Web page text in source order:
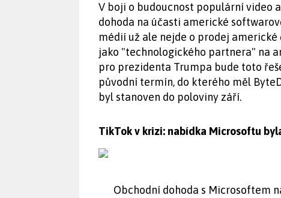
V boji o budoucnost populární video
dohoda na účasti americké
médií už ale nejde o prodej
jako "technologického partnera" na
pro prezidenta Trumpa bude toto
původní termín, do kterého měl
byl stanoven do poloviny září.
TikTok v krizi: nabídka Microsoftu
Obchodní dohoda s Microsoftem